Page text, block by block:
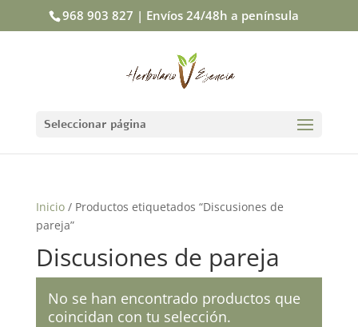
968 903 827 | Envíos 24/48h a península
Seleccionar página
Inicio/ Productos etiquetados “Discusiones de
pareja”
Discusiones de pareja
No se han encontrado productos que
coincidan con tu selección.